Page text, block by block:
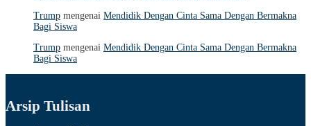
Trump mengenai Mendidik Dengan Cinta Sama Dengan Bermakna
Bagi Siswa
Trump mengenai Mendidik Dengan Cinta Sama Dengan Bermakna
Bagi Siswa
Arsip Tulisan